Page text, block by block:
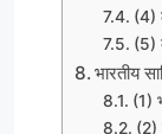
(4)
(5)
भारतीय
(1)
(2)